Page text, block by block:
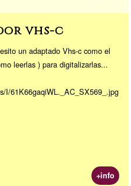
vhs-c
un adaptado Vhs-c como el
leerlas ) para digitalizarlas...
I/61K66gaqiWL._AC_SX569_.jpg
+info